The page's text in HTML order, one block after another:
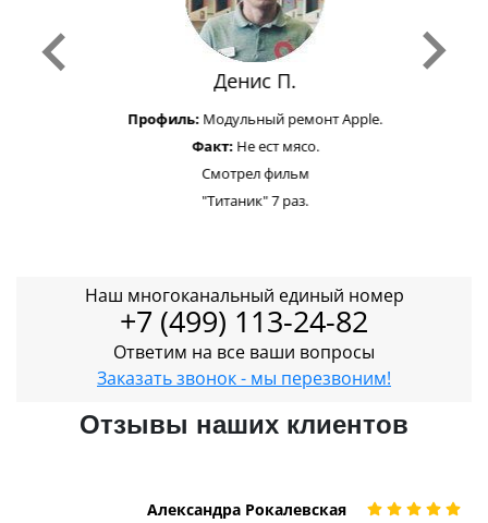
Денис П.
Профиль:Модульный ремонт Apple.
Факт:Не ест мясо.
Смотрел фильм
"Титаник" 7 раз.
Наш многоканальный единый номер
+7 (499) 113-24-82
Ответим на все ваши вопросы
Заказать звонок - мы перезвоним!
Отзывы наших клиентов
Александра Рокалевская